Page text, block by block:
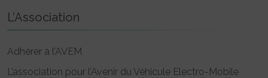
L’Association
Adhérer à l’AVEM
L’association pour l’Avenir du Véhicule Electro-Mobile